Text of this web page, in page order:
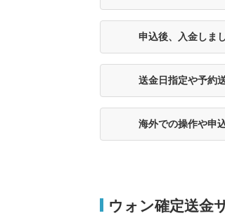
申込後、入金しま
送金日指定や予約
海外での操作や申
ウォン確定送金